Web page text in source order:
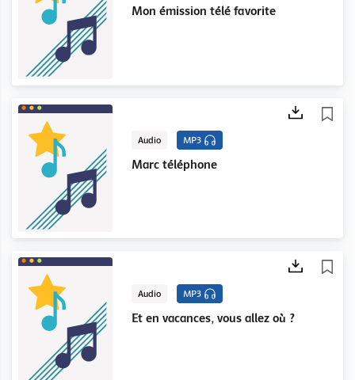
Mon émission télé favorite
Audio MP3
Marc téléphone
Audio MP3
Et en vacances, vous allez où ?